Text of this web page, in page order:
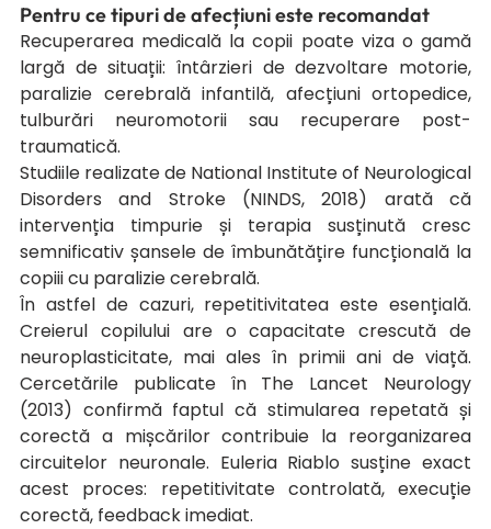
Pentru ce tipuri de afecțiuni este recomandat
Recuperarea medicală la copii poate viza o gamă
largă de situații: întârzieri de dezvoltare motorie,
paralizie cerebrală infantilă, afecțiuni ortopedice,
tulburări neuromotorii sau recuperare post-
traumatică.
Studiile realizate de National Institute of Neurological
Disorders and Stroke (NINDS, 2018) arată că
intervenția timpurie și terapia susținută cresc
semnificativ șansele de îmbunătățire funcțională la
copiii cu paralizie cerebrală.
În astfel de cazuri, repetitivitatea este esențială.
Creierul copilului are o capacitate crescută de
neuroplasticitate, mai ales în primii ani de viață.
Cercetările publicate în The Lancet Neurology
(2013) confirmă faptul că stimularea repetată și
corectă a mișcărilor contribuie la reorganizarea
circuitelor neuronale. Euleria Riablo susține exact
acest proces: repetitivitate controlată, execuție
corectă, feedback imediat.